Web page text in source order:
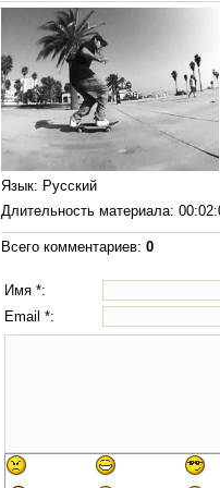
Язык: Русский
Длительность материала:
Всего комментариев: 0
Имя *:
Email *: